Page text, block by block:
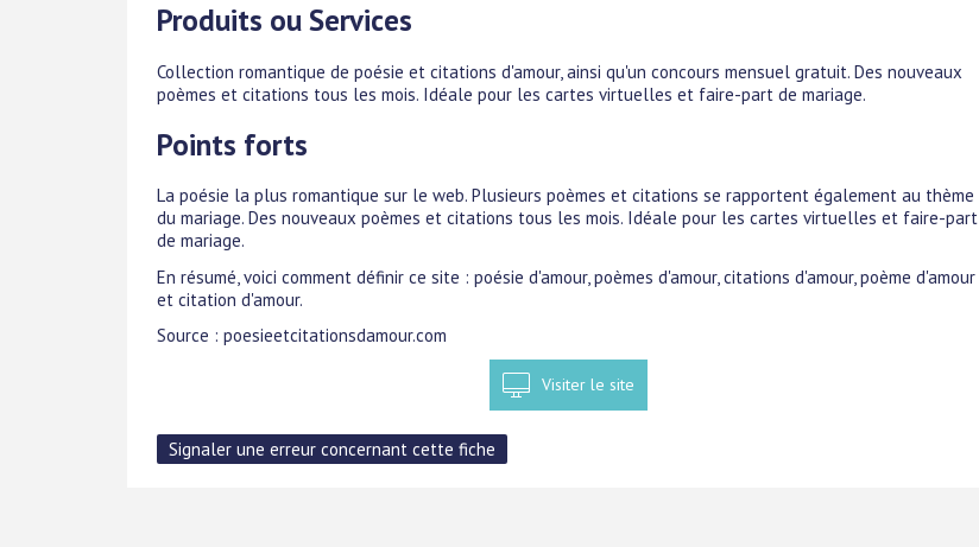
Produits ou Services
Collection romantique de poésie et citations d'amour, ainsi qu'un concours mensuel gratuit. Des nouveaux
poèmes et citations tous les mois. Idéale pour les cartes virtuelles et faire-part de mariage.
Points forts
La poésie la plus romantique sur le web. Plusieurs poèmes et citations se rapportent également au thème
du mariage. Des nouveaux poèmes et citations tous les mois. Idéale pour les cartes virtuelles et faire-part
de mariage.
En résumé, voici comment définir ce site : poésie d'amour, poèmes d'amour, citations d'amour, poème d'amour
et citation d'amour.
Source : poesieetcitationsdamour.com
Visiter le site